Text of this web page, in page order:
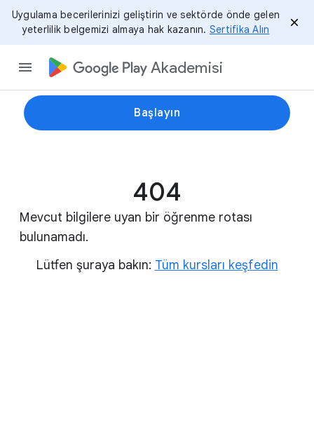
Uygulama becerilerinizi geliştirin ve sektörde önde gelen
yeterlilik belgemizi almaya hak kazanın. Sertifika Alın
Akademisi
Başlayın
404
Mevcut bilgilere uyan bir öğrenme rotası
bulunamadı.
Lütfen şuraya bakın: Tüm kursları keşfedin